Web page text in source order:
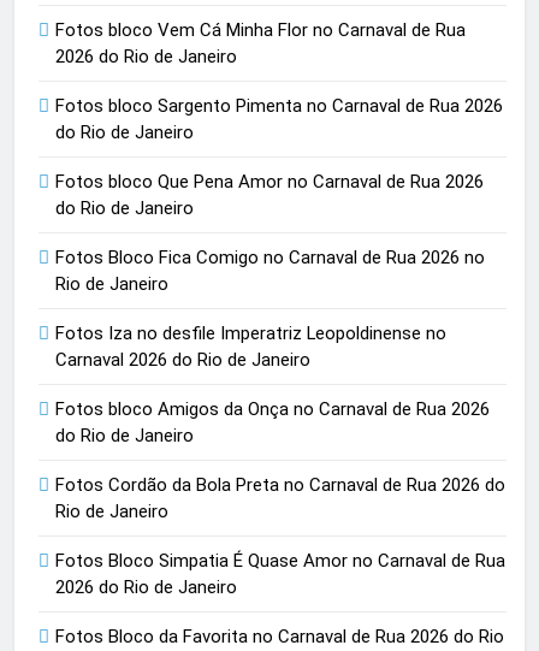
Fotos bloco Vem Cá Minha Flor no Carnaval de Rua
2026 do Rio de Janeiro
Fotos bloco Sargento Pimenta no Carnaval de Rua 2026
do Rio de Janeiro
Fotos bloco Que Pena Amor no Carnaval de Rua 2026
do Rio de Janeiro
Fotos Bloco Fica Comigo no Carnaval de Rua 2026 no
Rio de Janeiro
Fotos Iza no desfile Imperatriz Leopoldinense no
Carnaval 2026 do Rio de Janeiro
Fotos bloco Amigos da Onça no Carnaval de Rua 2026
do Rio de Janeiro
Fotos Cordão da Bola Preta no Carnaval de Rua 2026 do
Rio de Janeiro
Fotos Bloco Simpatia É Quase Amor no Carnaval de Rua
2026 do Rio de Janeiro
Fotos Bloco da Favorita no Carnaval de Rua 2026 do Rio